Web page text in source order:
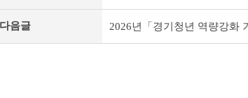
다음글 2026년「경기청년 역량강화